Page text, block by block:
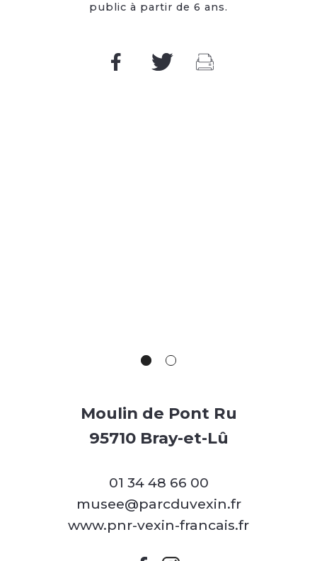
public à partir de 6 ans.
Moulin de Pont Ru
95710 Bray-et-Lû
01 34 48 66 00
musee@parcduvexin.fr
www.pnr-vexin-francais.fr